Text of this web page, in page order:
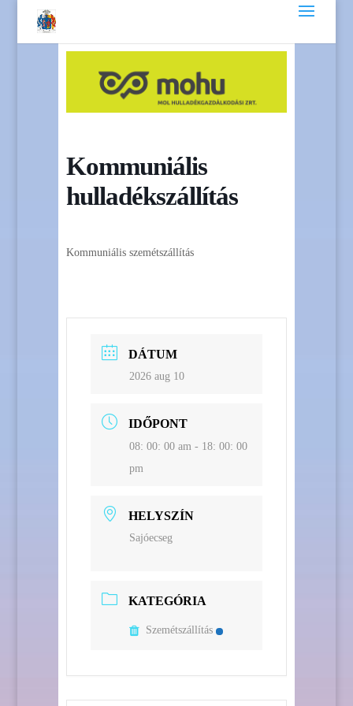
Kommuniális
hulladékszállítás
Kommuniális szemétszállítás
DÁTUM
2026 aug 10
IDŐPONT
08: 00: 00 am - 18: 00: 00
pm
HELYSZÍN
Sajóecseg
KATEGÓRIA
Szemétszállítás